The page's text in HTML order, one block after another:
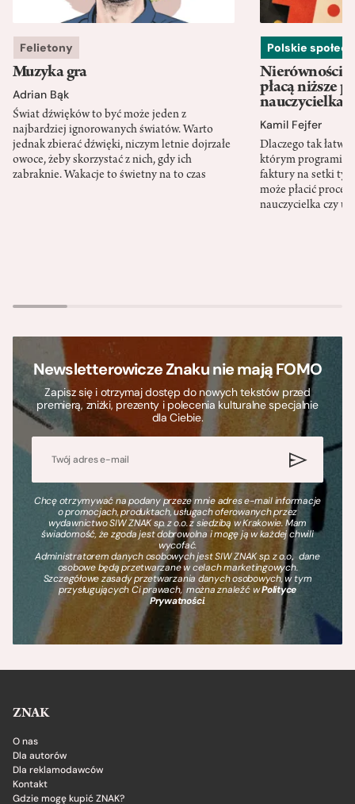
Felietony
Muzyka gra
Adrian Bąk
Świat dźwięków to być może jeden z
najbardziej ignorowanych światów. Warto
jednak zbierać dźwięki, niczym letnie dojrzałe
owoce, żeby skorzystać z nich, gdy ich
zabraknie. Wakacje to świetny na to czas
Polskie
Nierówności
płacą niższe
nauczycielka
Kamil Fejfer
Dlaczego tak
którym
faktury na setki
może płacić
nauczycielka czy
Newsletterowicze Znaku nie mają FOMO
Zapisz się i otrzymaj dostęp do nowych tekstów przed
premierą, zniżki, prezenty i polecenia kulturalne specjalnie
dla Ciebie.
Chcę otrzymywać na podany przeze mnie adres e-mail informacje
o promocjach, produktach, usługach oferowanych przez
wydawnictwo SIW ZNAK sp. z o.o. z siedzibą w Krakowie. Mam
świadomość, że zgoda jest dobrowolna i mogę ją w każdej chwili
wycofać.
Administratorem danych osobowych jest SIW ZNAK sp. z o.o., dane
osobowe będą przetwarzane w celach marketingowych.
Szczegółowe zasady przetwarzania danych osobowych, w tym
przysługujących Ci prawach, można znaleźć wPolityce
Prywatności.
ZNAK
O nas
Dla autorów
Dla reklamodawców
Kontakt
Gdzie mogę kupić ZNAK?